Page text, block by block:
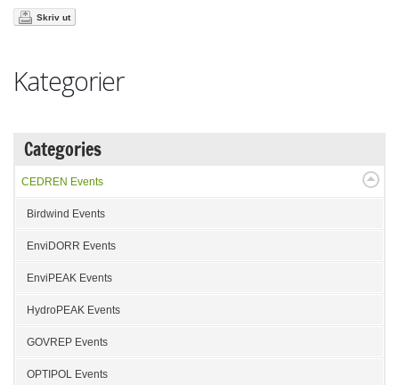
Skriv ut
Kategorier
Categories
CEDREN Events
Birdwind Events
EnviDORR Events
EnviPEAK Events
HydroPEAK Events
GOVREP Events
OPTIPOL Events